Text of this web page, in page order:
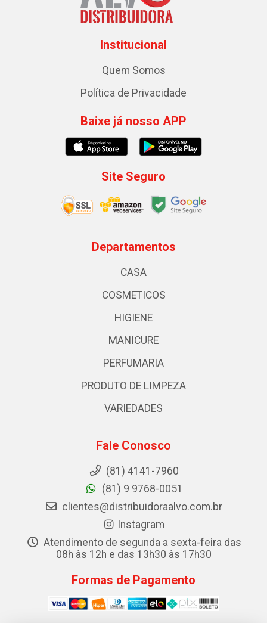
Institucional
Quem Somos
Política de Privacidade
Baixe já nosso APP
Site Seguro
Departamentos
CASA
COSMETICOS
HIGIENE
MANICURE
PERFUMARIA
PRODUTO DE LIMPEZA
VARIEDADES
Fale Conosco
(81) 4141-7960
(81) 9 9768-0051
clientes@distribuidoraalvo.com.br
Instagram
Atendimento de segunda a sexta-feira das
08h às 12h e das 13h30 às 17h30
Formas de Pagamento